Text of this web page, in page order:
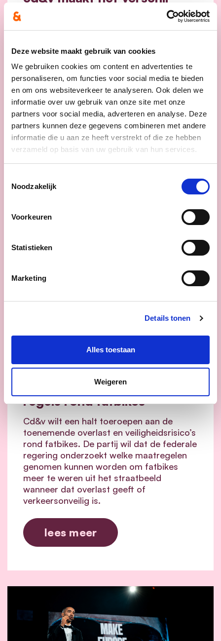
Deze website maakt gebruik van cookies
We gebruiken cookies om content en advertenties te
personaliseren, om functies voor social media te bieden
en om ons websiteverkeer te analyseren. Ook delen we
informatie over uw gebruik van onze site met onze
partners voor social media, adverteren en analyse. Deze
partners kunnen deze gegevens combineren met andere
informatie die u aan ze heeft verstrekt of die ze hebben
verzameld op basis van uw gebruik van hun services.
Noodzakelijk
Voorkeuren
Statistieken
Marketing
Details tonen
Alles toestaan
Weigeren
voor mantelzorgers: minder
flexibiliteit.
Mantelzorgers zijn de stille helden van
onze samenleving. Zonder hun bijdrage
valt heel ons zorgsysteem in elkaar. Als
het van cd&v afhangt verdienen
mantelzorgers daarom niet alleen meer
erkenning en respect in woorden, maar
ook betere ondersteuning in daden.
Cd&v vraagt strengere
regels rond fatbikes
12/06/26
Cd&v wilt een halt toeroepen aan de
toenemende overlast en veiligheidsrisico’s
rond fatbikes. De partij wil dat de federale
regering onderzoekt welke maatregelen
genomen kunnen worden om fatbikes
meer te weren uit het straatbeeld
wanneer dat overlast geeft of
verkeersonveilig is.
lees meer